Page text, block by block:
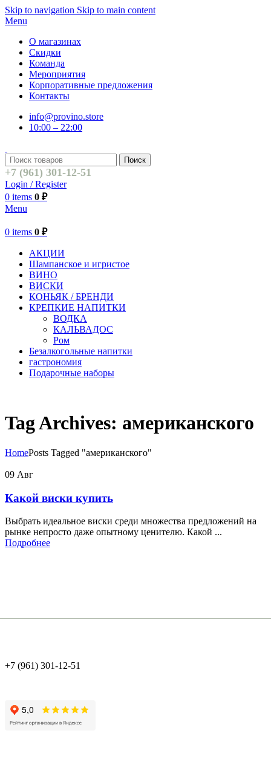
Skip to navigation Skip to main content
Menu
О магазинах
Скидки
Команда
Мероприятия
Корпоративные предложения
Контакты
info@provino.store
10:00 – 22:00
Поиск
+7 (961) 301-12-51
Login / Register
0 items 0 ₽
Menu
0 items 0 ₽
АКЦИИ
Шампанское и игристое
ВИНО
ВИСКИ
КОНЬЯК / БРЕНДИ
КРЕПКИЕ НАПИТКИ
ВОДКА
КАЛЬВАДОС
Ром
Безалкогольные напитки
гастрономия
Подарочные наборы
Tag Archives: американского
HomePosts Tagged "американского"
09 Авг
Какой виски купить
Выбрать идеальное виски среди множества предложений на
рынке непросто даже опытному ценителю. Какой ...
Подробнее
+7 (961) 301-12-51